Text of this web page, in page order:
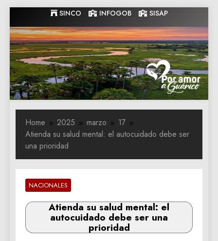
to
content
SINCO INFOGOB SISAP
Gobernacion
de Guarico
Gobernacion de Guarico
Home 2025 marzo
17
Atienda su salud mental: el autocuidado debe ser
una prioridad
NACIONALES
Atienda su salud mental: el
autocuidado debe ser una
prioridad